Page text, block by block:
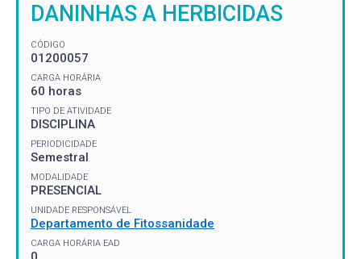
DANINHAS A HERBICIDAS
CÓDIGO
01200057
CARGA HORÁRIA
60 horas
TIPO DE ATIVIDADE
DISCIPLINA
PERIODICIDADE
Semestral
MODALIDADE
PRESENCIAL
UNIDADE RESPONSÁVEL
Departamento de Fitossanidade
CARGA HORÁRIA EAD